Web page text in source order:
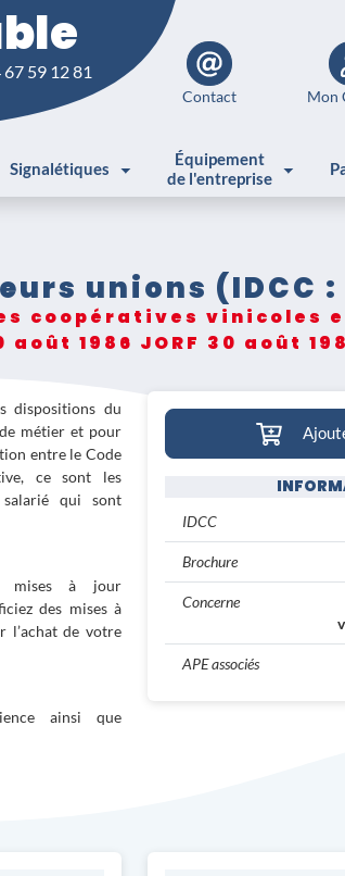
67 59 12 81
Contact Mon
Signalétiques
Équipement
de l'entreprise
unions (IDCC :
coopératives vinicoles
1986 JORF 30 août
dispositions du
métier et pour
entre le Code
ce sont les
qui sont
mises à jour
des mises à
l’achat de votre
ainsi que
IDCC
Brochure
Concerne
APE associés